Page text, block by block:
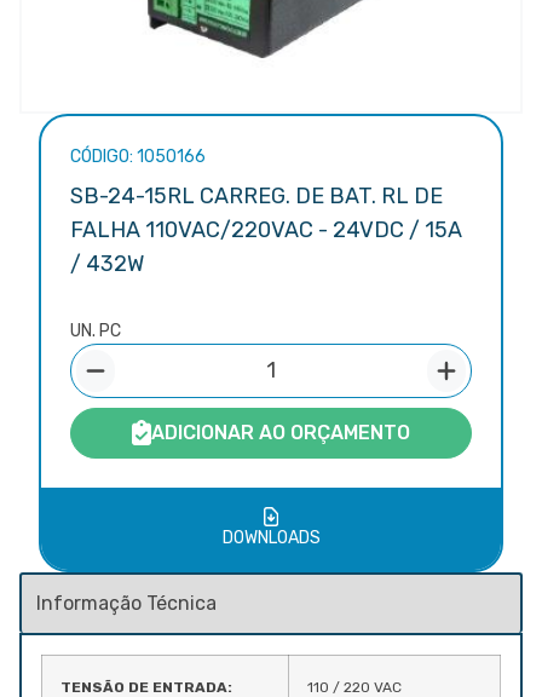
CÓDIGO: 1050166
SB-24-15RL CARREG. DE BAT. RL DE
FALHA 110VAC/220VAC - 24VDC / 15A
/ 432W
UN. PC
ADICIONAR AO ORÇAMENTO
DOWNLOADS
TENSÃO DE ENTRADA: 110 / 220 VAC